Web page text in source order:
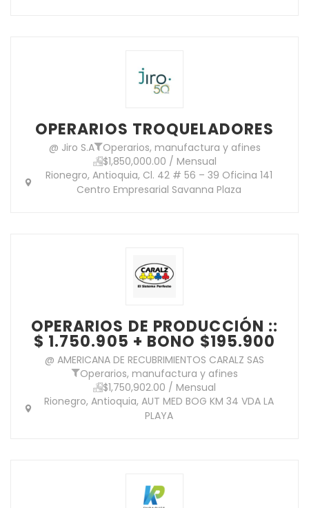
OPERARIOS TROQUELADORES
@ Jiro S.A Operarios, manufactura y afines
$1,850,000.00 / Mensual
Rionegro, Antioquia, Cl. 42 # 56 – 39 Oficina 141
Centro Empresarial Savanna Plaza
OPERARIOS DE PRODUCCIÓN ::
$ 1.750.905 + BONO $195.900
@ AMERICANA DE RECUBRIMIENTOS CARALZ SAS
Operarios, manufactura y afines
$1,750,902.00 / Mensual
Rionegro, Antioquia, AUT MED BOG KM 34 VDA LA
PLAYA